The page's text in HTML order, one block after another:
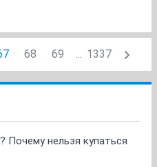
68 69 ... 1337
Почему нельзя купаться